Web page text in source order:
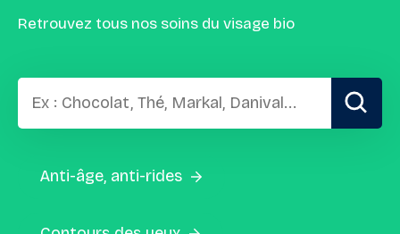
Retrouvez tous nos soins du visage bio
Anti-âge, anti-rides